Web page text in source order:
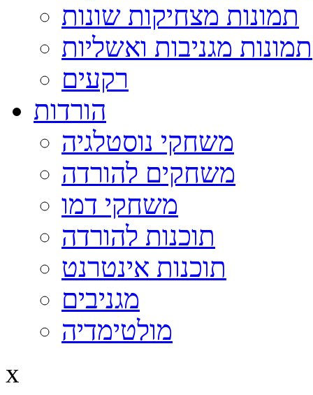
תמונות מצחיקות שונות
תמונות מגניבות ואשליות
רקעים
הורדות
משחקי נוסטלגיה
משחקים להורדה
משחקי דמו
תוכנות להורדה
תוכנות אינטרנט
מגניבים
מולטימדיה
x